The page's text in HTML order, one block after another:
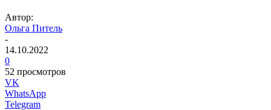
Автор:
Ольга Питель
-
14.10.2022
0
52 просмотров
VK
WhatsApp
Telegram